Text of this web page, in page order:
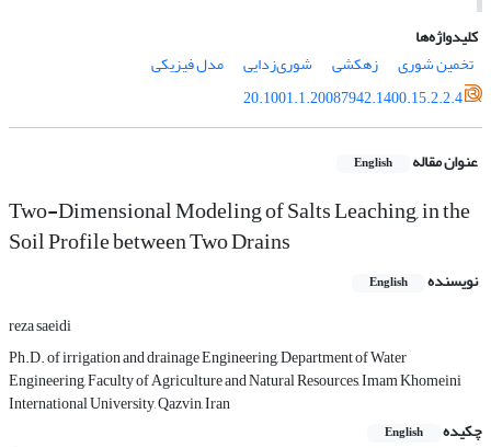
کلیدواژه‌ها
تخمین شوری
زهکشی شوری‌زدایی
مدل فیزیکی
20.1001.1.20087942.1400.15.2.2.4
عنوان مقاله English
Two-Dimensional Modeling of Salts Leaching, in the
Soil Profile between Two Drains
نویسنده English
reza saeidi
Ph.D. of irrigation and drainage Engineering, Department of Water
Engineering, Faculty of Agriculture and Natural Resources, Imam Khomeini
International University, Qazvin, Iran
چکیده
English